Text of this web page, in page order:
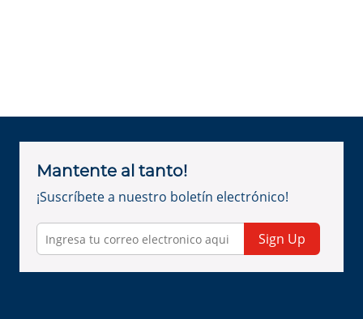
Mantente al tanto!
¡Suscríbete a nuestro boletín electrónico!
Sign Up